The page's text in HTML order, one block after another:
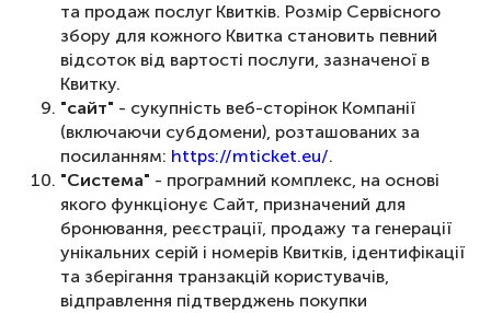
та продаж послуг Квитків. Розмір Сервісного
збору для кожного Квитка становить певний
відсоток від вартості послуги, зазначеної в
Квитку.
"сайт" - сукупність веб-сторінок Компанії
(включаючи субдомени), розташованих за
посиланням: https://mticket.eu/.
"Система" - програмний комплекс, на основі
якого функціонує Сайт, призначений для
бронювання, реєстрації, продажу та генерації
унікальних серій і номерів Квитків, ідентифікації
та зберігання транзакцій користувачів,
відправлення підтверджень покупки